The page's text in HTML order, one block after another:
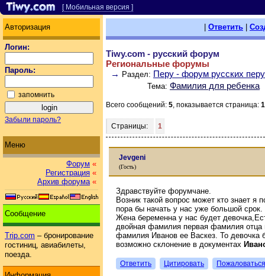
[ Мобильная версия ]
Авторизация
Логин:
Пароль:
запомнить
Забыли пароль?
Меню
Форум «
Регистрация «
Архив форума «
Сообщение
Trip.com – бронирование
гостиниц, авиабилеты,
поезда.
Ответить
Tiwy.com - русский форум
Региональные форумы
→ Раздел: Перу - форум русских
Тема: Фамилия для ребенка
Всего сообщений: 5, показывается страница: 1
Страницы: 1
Jevgeni
(Гость)
Здравствуйте форумчане.
Возник такой вопрос может кто знает
пора бы начать у нас уже большой срок.
Жена беременна у нас будет
двойная фамилия первая фамилия
фамилия Иванов ее Васкез. То девочка
возможно склонение в документах
Ответить Цитировать Пожаловаться